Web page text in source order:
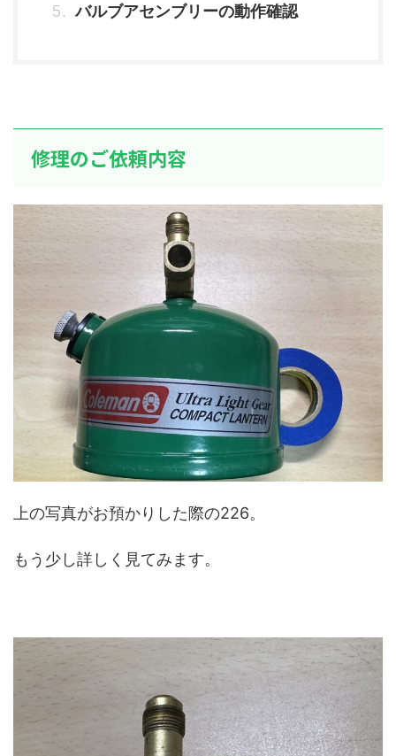
バルブアセンブリーの動作確認
修理のご依頼内容
上の写真がお預かりした際の226。
もう少し詳しく見てみます。